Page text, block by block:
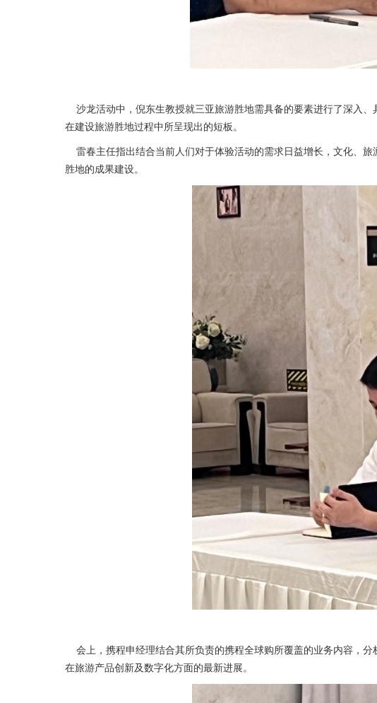
沙龙活动中，倪东生教授就三亚旅游胜地需具备的要素进行了深入
在建设旅游胜地过程中所呈现出的短板。
雷春主任指出结合当前人们对于体验活动的需求日益增长，文化、
胜地的成果建设。
会上，携程申经理结合其所负责的携程全球购所覆盖的业务内容，分
在旅游产品创新及数字化方面的最新进展。